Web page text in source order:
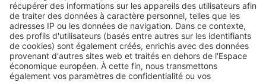
Retrouvez-nous sur …